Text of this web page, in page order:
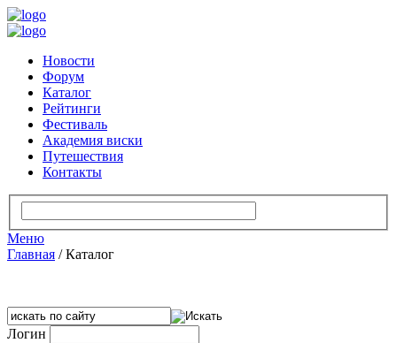
Новости
Форум
Каталог
Рейтинги
Фестиваль
Академия виски
Путешествия
Контакты
Меню
Главная /Каталог
Логин